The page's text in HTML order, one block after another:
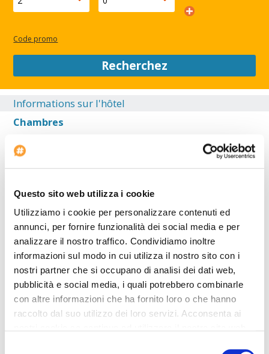
Questo sito web utilizza i cookie
Utilizziamo i cookie per personalizzare contenuti ed
annunci, per fornire funzionalità dei social media e per
analizzare il nostro traffico. Condividiamo inoltre
informazioni sul modo in cui utilizza il nostro sito con i
nostri partner che si occupano di analisi dei dati web,
pubblicità e social media, i quali potrebbero combinarle
con altre informazioni che ha fornito loro o che hanno
raccolto dal suo utilizzo dei loro servizi. Acconsenta ai
Code promo
Recherchez
Informations sur l'hôtel
Chambres
décoration élégante et chaleureuse. Toutes les chambres sont
équipées d'une literie de haute qualité, de la connexion à internet
Restaurant
L'hôtel jouit de quelques restaurant pouvant satisfaire tous les
goûts. Les plats sont soigneusement préparés par des experts
utilisant les ingrédients les plus raffinés.
Extérieur
L'hôtel est un bâtiment de 15 étages de couleur blanche.
Salle
dans des tons chauds.